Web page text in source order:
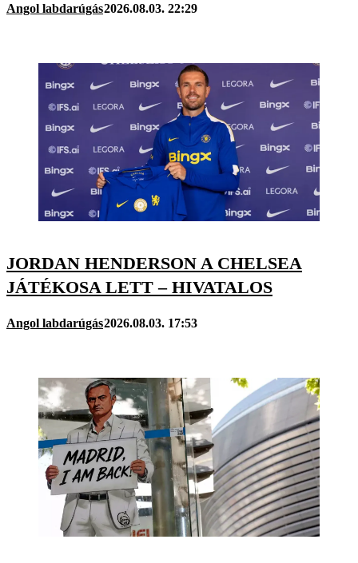
Angol labdarúgás2026.08.03. 22:29
JORDAN HENDERSON A CHELSEA
JÁTÉKOSA LETT – HIVATALOS
Angol labdarúgás2026.08.03. 17:53